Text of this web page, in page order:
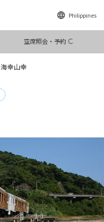
Philippines
空席照会・予約
海幸山幸